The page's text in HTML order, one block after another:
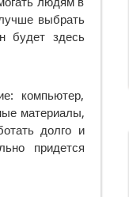
выбрать
будет здесь
компьютер,
материалы,
долго и
придется